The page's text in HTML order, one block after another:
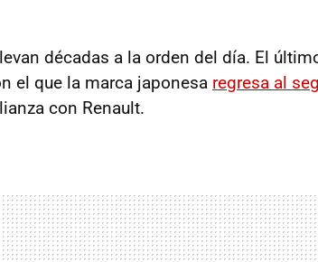
décadas a la orden del día. El
el que la marca japonesa regresa al
con Renault.